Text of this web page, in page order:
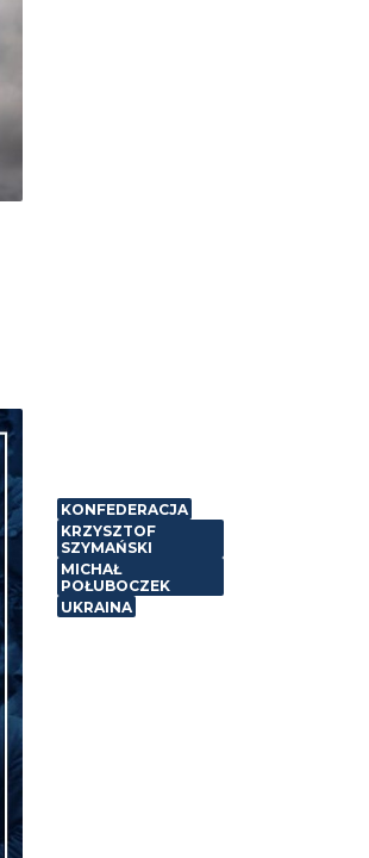
KONFEDERACJA
KRZYSZTOF
SZYMAŃSKI
MICHAŁ
POŁUBOCZEK
UKRAINA